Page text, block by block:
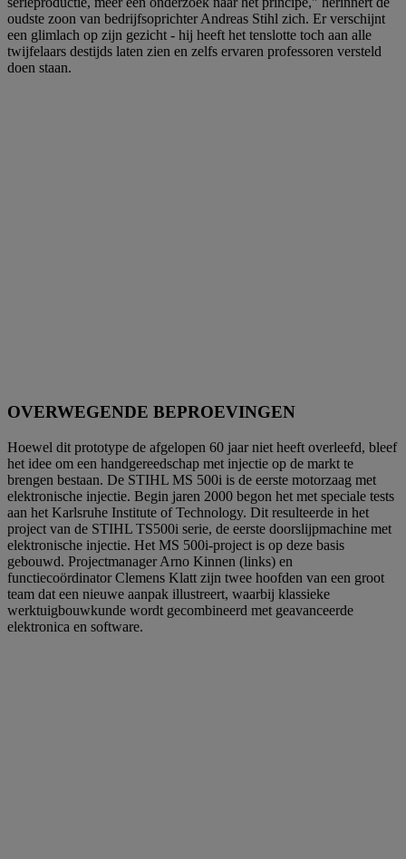
oudste zoon van bedrijfsoprichter Andreas Stihl zich. Er verschijnt
een glimlach op zijn gezicht - hij heeft het tenslotte toch aan alle
twijfelaars destijds laten zien en zelfs ervaren professoren versteld
doen staan.
OVERWEGENDE BEPROEVINGEN
Hoewel dit prototype de afgelopen 60 jaar niet heeft overleefd, bleef
het idee om een handgereedschap met injectie op de markt te
brengen bestaan. De STIHL MS 500i is de eerste motorzaag met
elektronische injectie. Begin jaren 2000 begon het met speciale tests
aan het Karlsruhe Institute of Technology. Dit resulteerde in het
project van de STIHL TS500i serie, de eerste doorslijpmachine met
elektronische injectie. Het MS 500i-project is op deze basis
gebouwd. Projectmanager Arno Kinnen (links) en
functiecoördinator Clemens Klatt zijn twee hoofden van een groot
team dat een nieuwe aanpak illustreert, waarbij klassieke
werktuigbouwkunde wordt gecombineerd met geavanceerde
elektronica en software.